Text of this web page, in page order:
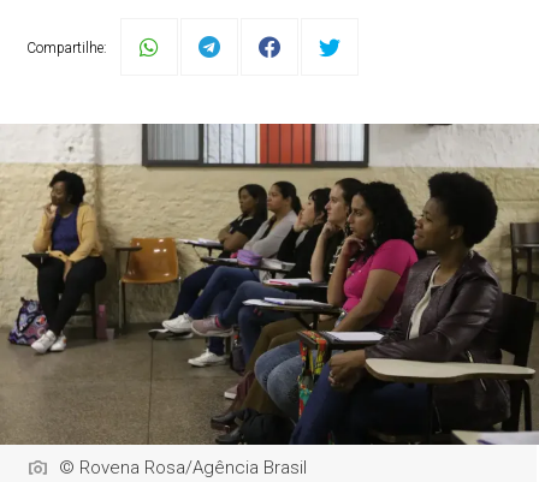
Compartilhe:
© Rovena Rosa/Agência Brasil